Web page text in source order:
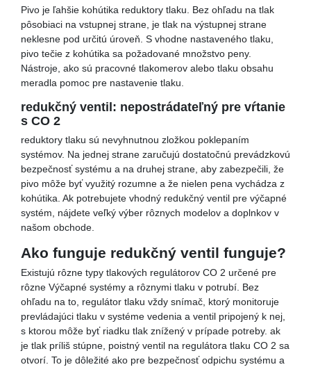
Pivo je ľahšie kohútika reduktory tlaku. Bez ohľadu na tlak
pôsobiaci na vstupnej strane, je tlak na výstupnej strane
neklesne pod určitú úroveň. S vhodne nastaveného tlaku,
pivo tečie z kohútika sa požadované množstvo peny.
Nástroje, ako sú pracovné tlakomerov alebo tlaku obsahu
meradla pomoc pre nastavenie tlaku.
redukčný ventil: nepostrádateľný pre vŕtanie
s CO 2
reduktory tlaku sú nevyhnutnou zložkou poklepaním
systémov. Na jednej strane zaručujú dostatočnú prevádzkovú
bezpečnosť systému a na druhej strane, aby zabezpečili, že
pivo môže byť využitý rozumne a že nielen pena vychádza z
kohútika. Ak potrebujete vhodný redukčný ventil pre výčapné
systém, nájdete veľký výber rôznych modelov a doplnkov v
našom obchode.
Ako funguje redukčný ventil funguje?
Existujú rôzne typy tlakových regulátorov CO 2 určené pre
rôzne Výčapné systémy a rôznymi tlaku v potrubí. Bez
ohľadu na to, regulátor tlaku vždy snímač, ktorý monitoruje
prevládajúci tlaku v systéme vedenia a ventil pripojený k nej,
s ktorou môže byť riadku tlak znížený v prípade potreby. ak
je tlak príliš stúpne, poistný ventil na regulátora tlaku CO 2 sa
otvorí. To je dôležité ako pre bezpečnosť odpichu systému a